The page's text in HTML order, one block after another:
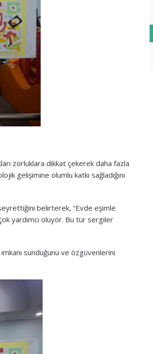
zorluklara dikkat çekerek daha fazla
gelişimine olumlu katkı sağladığını
belirterek, “Evde eşimle
yardımcı oluyor. Bu tür sergiler
sunduğunu ve özgüvenlerini